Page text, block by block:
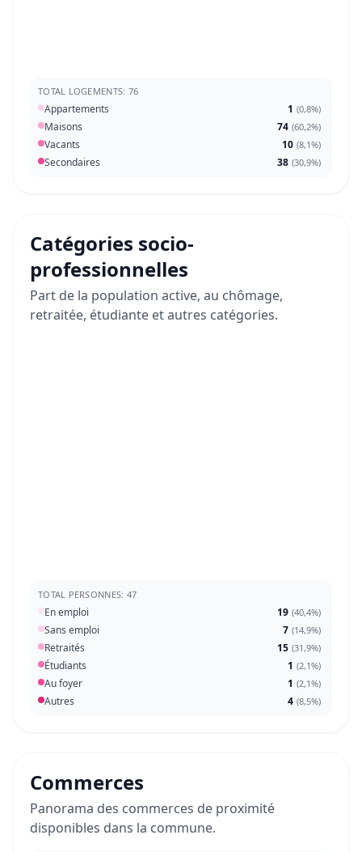
TOTAL LOGEMENTS: 76
Appartements 1 (0,8%)
Maisons 74 (60,2%)
Vacants 10 (8,1%)
Secondaires 38 (30,9%)
Catégories socio-
professionnelles
Part de la population active, au chômage,
retraitée, étudiante et autres catégories.
TOTAL PERSONNES: 47
En emploi 19 (40,4%)
Sans emploi 7 (14,9%)
Retraités 15 (31,9%)
Étudiants 1 (2,1%)
Au foyer 1 (2,1%)
Autres 4 (8,5%)
Commerces
Panorama des commerces de proximité
disponibles dans la commune.